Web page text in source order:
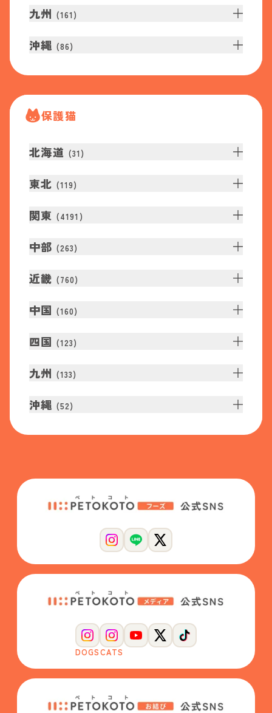
九州 (161 )
沖縄 (86)
保護猫
北海道 (31 )
東北 (119)
関東 (4191 )
中部 (263)
近畿 (760)
中国 (160)
四国 (123)
九州 (133)
沖縄 (52)
DOGSCATS